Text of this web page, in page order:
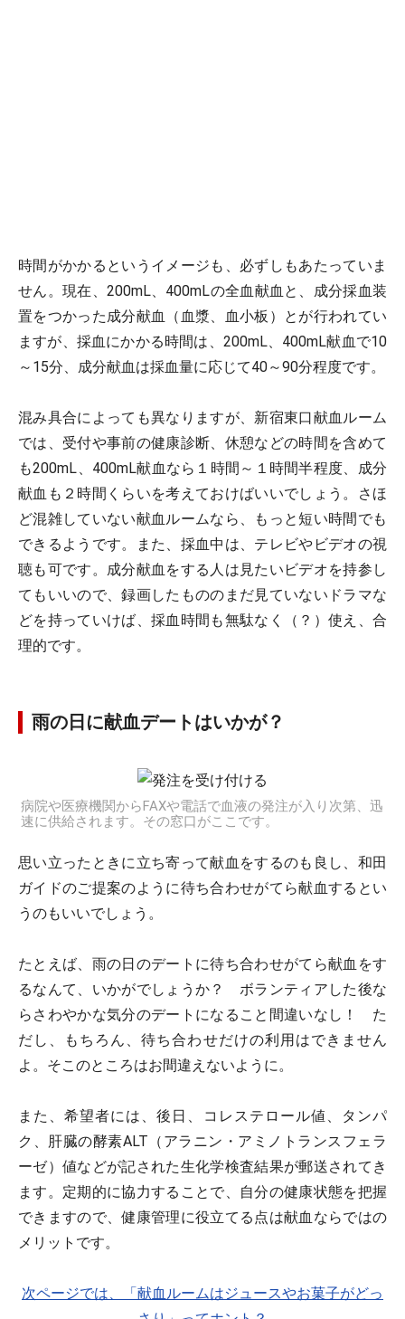
時間がかかるというイメージも、必ずしもあたっていま
せん。現在、200mL、400mLの全血献血と、成分採血装
置をつかった成分献血（血漿、血小板）とが行われてい
ますが、採血にかかる時間は、200mL、400mL献血で10
～15分、成分献血は採血量に応じて40～90分程度です。
混み具合によっても異なりますが、新宿東口献血ルーム
では、受付や事前の健康診断、休憩などの時間を含めて
も200mL、400mL献血なら１時間～１時間半程度、成分
献血も２時間くらいを考えておけばいいでしょう。さほ
ど混雑していない献血ルームなら、もっと短い時間でも
できるようです。また、採血中は、テレビやビデオの視
聴も可です。成分献血をする人は見たいビデオを持参し
てもいいので、録画したもののまだ見ていないドラマな
どを持っていけば、採血時間も無駄なく（？）使え、合
理的です。
雨の日に献血デートはいかが？
病院や医療機関からFAXや電話で血液の発注が入り次第、迅
速に供給されます。その窓口がここです。
思い立ったときに立ち寄って献血をするのも良し、和田
ガイドのご提案のように待ち合わせがてら献血するとい
うのもいいでしょう。
たとえば、雨の日のデートに待ち合わせがてら献血をす
るなんて、いかがでしょうか？ ボランティアした後な
らさわやかな気分のデートになること間違いなし！ た
だし、もちろん、待ち合わせだけの利用はできません
よ。そこのところはお間違えないように。
また、希望者には、後日、コレステロール値、タンパ
ク、肝臓の酵素ALT（アラニン・アミノトランスフェラ
ーゼ）値などが記された生化学検査結果が郵送されてき
ます。定期的に協力することで、自分の健康状態を把握
できますので、健康管理に役立てる点は献血ならではの
メリットです。
次ページでは、「献血ルームはジュースやお菓子がどっ